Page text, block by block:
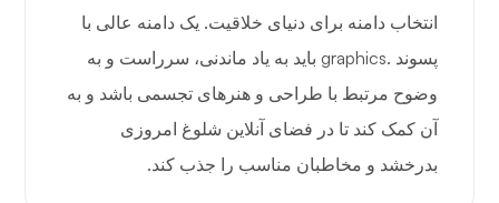
انتخاب دامنه برای دنیای خلاقیت. یک دامنه عالی با
پسوند .graphics باید به یاد ماندنی، سرراست و به
وضوح مرتبط با طراحی و هنرهای تجسمی باشد و به
آن کمک کند تا در فضای آنلاین شلوغ امروزی
بدرخشد و مخاطبان مناسب را جذب کند.